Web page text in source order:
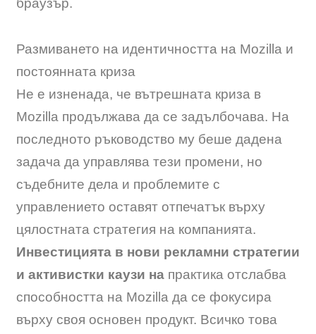
браузър.
Размиването на идентичността на Mozilla и
постоянната криза
Не е изненада, че вътрешната криза в
Mozilla продължава да се задълбочава. На
последното ръководство му беше дадена
задача да управлява тези промени, но
съдебните дела и проблемите с
управлението оставят отпечатък върху
цялостната стратегия на компанията.
Инвестицията в нови рекламни стратегии
и активистки каузи на практика отслабва
способността на Mozilla да се фокусира
върху своя основен продукт. Всичко това